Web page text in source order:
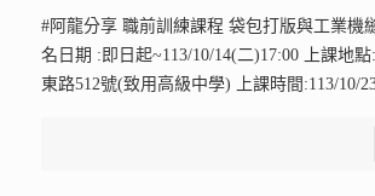
#阿龍分享 職前訓練課程 袋包打版與工業機
名日期 :即日起~113/10/14(二)17:00 上課地
東路512號(致用高級中學) 上課時間:113/10/